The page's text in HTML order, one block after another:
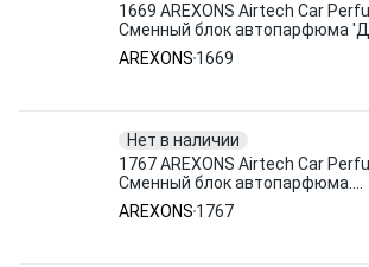
1669 AREXONS Airtech Сar
Сменный блок автопарфюма
удаления запахо
AREXONS 1669
Нет в наличии
1767 AREXONS Airtech Сar
Сменный блок автопарфюма.
'Океаническая сенса
AREXONS 1767